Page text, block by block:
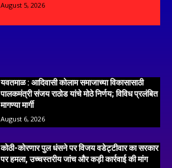
August 5, 2026
यवतमाळ : आदिवासी कोलाम समाजाच्या विकासासाठी
पालकमंत्री संजय राठोड यांचे मोठे निर्णय; विविध प्रलंबित
मागण्या मार्गी
August 6, 2026
कोठी-कोरणार पुल धंसने पर विजय वडेट्टीवार का सरकार
पर हमला, उच्चस्तरीय जांच और कड़ी कार्रवाई की मांग